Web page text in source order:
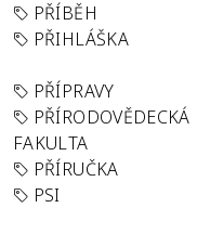
PŘÍBĚH
PŘIHLÁŠKA
PŘÍPRAVY
PŘÍRODOVĚDECKÁ
FAKULTA
PŘÍRUČKA
PSI